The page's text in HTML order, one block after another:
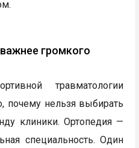
громкого
травматологии
почему нельзя выбирать
клиники. Ортопедия —
специальность. Один